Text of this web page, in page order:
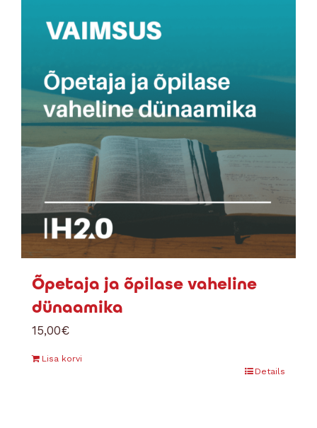
Õpetaja ja õpilase vaheline
dünaamika
15,00€
Lisa korvi
Details